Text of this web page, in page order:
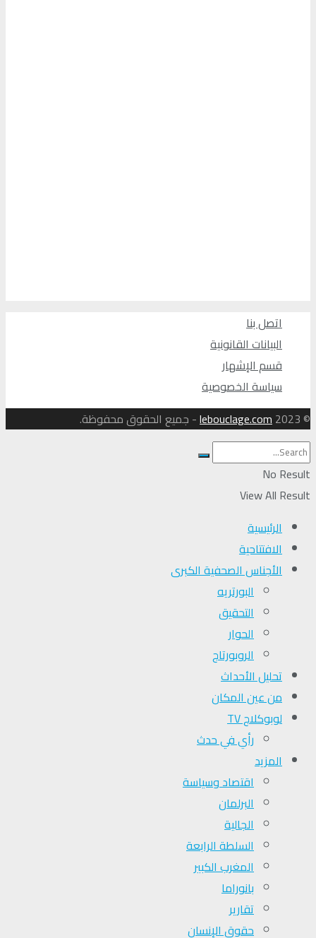
اتصل بنا
البيانات القانونية
قسم الإشهار
سياسة الخصوصية
© 2023
lebouclage.com- جميع الحقوق محفوظة.
No Result
View All Result
الرئيسية
الافتتاحية
الأجناس الصحفية الكبرى
البورتريه
التحقیق
الحوار
الروبورتاج
تحلیل الأحداث
من عين المكان
لوبوكلاج TV
رأي في حدث
المزيد
اقتصاد وسياسة
البرلمان
الجالية
السلطة الرابعة
المغرب الكبير
بانوراما
تقارير
حقوق الإنسان